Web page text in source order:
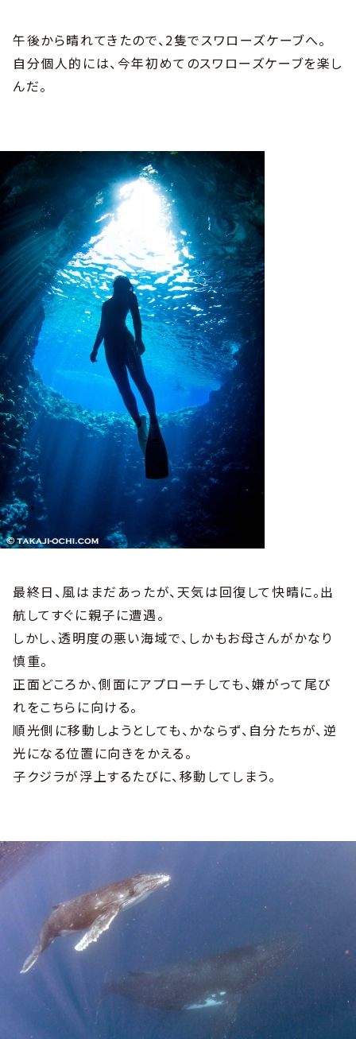
午後から晴れてきたので、2隻でスワローズケーブへ。
自分個人的には、今年初めてのスワローズケーブを楽し
んだ。
最終日、風はまだあったが、天気は回復して快晴に。出
航してすぐに親子に遭遇。
しかし、透明度の悪い海域で、しかもお母さんがかなり
慎重。
正面どころか、側面にアプローチしても、嫌がって尾び
れをこちらに向ける。
順光側に移動しようとしても、かならず、自分たちが、逆
光になる位置に向きをかえる。
子クジラが浮上するたびに、移動してしまう。